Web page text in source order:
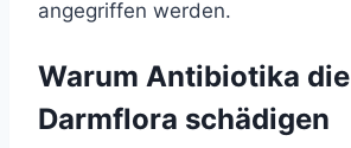
angegriffen werden.
Warum Antibiotika die
Darmflora schädigen